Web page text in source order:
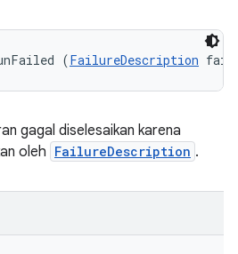
(FailureDescription
gagal diselesaikan karena
oleh FailureDescription .